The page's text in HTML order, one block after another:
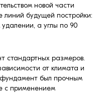
новой части
линий будущей постройки:
а углы по 90
стандартных размеров.
от климата и
был прочным
с применением